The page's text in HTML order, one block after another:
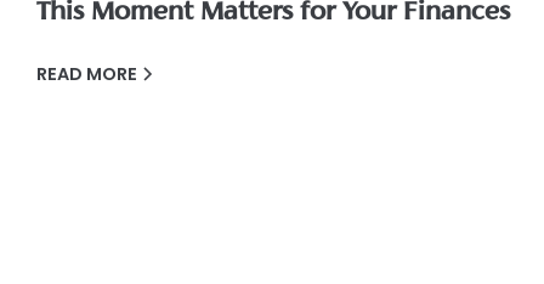
This Moment Matters for Your Finances
READ MORE